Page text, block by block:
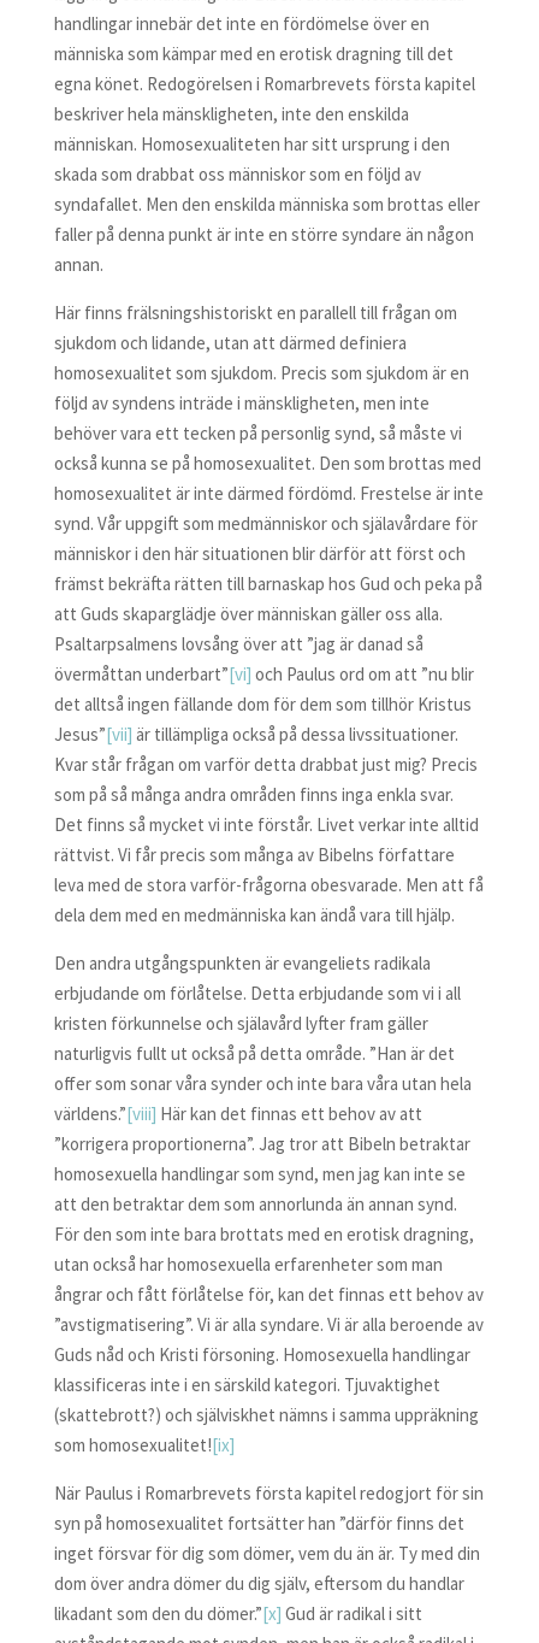
handlingar innebär det inte en fördömelse över en
människa som kämpar med en erotisk dragning till det
egna könet. Redogörelsen i Romarbrevets första kapitel
beskriver hela mänskligheten, inte den enskilda
människan. Homosexualiteten har sitt ursprung i den
skada som drabbat oss människor som en följd av
syndafallet. Men den enskilda människa som brottas eller
faller på denna punkt är inte en större syndare än någon
annan.
Här finns frälsningshistoriskt en parallell till frågan om
sjukdom och lidande, utan att därmed definiera
homosexualitet som sjukdom. Precis som sjukdom är en
följd av syndens inträde i mänskligheten, men inte
behöver vara ett tecken på personlig synd, så måste vi
också kunna se på homosexualitet. Den som brottas med
homosexualitet är inte därmed fördömd. Frestelse är inte
synd. Vår uppgift som medmänniskor och själavårdare för
människor i den här situationen blir därför att först och
främst bekräfta rätten till barnaskap hos Gud och peka på
att Guds skaparglädje över människan gäller oss alla.
Psaltarpsalmens lovsång över att ”jag är danad så
övermåttan underbart”[vi] och Paulus ord om att ”nu blir
det alltså ingen fällande dom för dem som tillhör Kristus
Jesus”[vii] är tillämpliga också på dessa livssituationer.
Kvar står frågan om varför detta drabbat just mig? Precis
som på så många andra områden finns inga enkla svar.
Det finns så mycket vi inte förstår. Livet verkar inte alltid
rättvist. Vi får precis som många av Bibelns författare
leva med de stora varför-frågorna obesvarade. Men att få
dela dem med en medmänniska kan ändå vara till hjälp.
Den andra utgångspunkten är evangeliets radikala
erbjudande om förlåtelse. Detta erbjudande som vi i all
kristen förkunnelse och själavård lyfter fram gäller
naturligvis fullt ut också på detta område. ”Han är det
offer som sonar våra synder och inte bara våra utan hela
världens.”[viii] Här kan det finnas ett behov av att
”korrigera proportionerna”. Jag tror att Bibeln betraktar
homosexuella handlingar som synd, men jag kan inte se
att den betraktar dem som annorlunda än annan synd.
För den som inte bara brottats med en erotisk dragning,
utan också har homosexuella erfarenheter som man
ångrar och fått förlåtelse för, kan det finnas ett behov av
”avstigmatisering”. Vi är alla syndare. Vi är alla beroende av
Guds nåd och Kristi försoning. Homosexuella handlingar
klassificeras inte i en särskild kategori. Tjuvaktighet
(skattebrott?) och själviskhet nämns i samma uppräkning
som homosexualitet![ix]
När Paulus i Romarbrevets första kapitel redogjort för sin
syn på homosexualitet fortsätter han ”därför finns det
inget försvar för dig som dömer, vem du än är. Ty med din
dom över andra dömer du dig själv, eftersom du handlar
likadant som den du dömer.”[x] Gud är radikal i sitt